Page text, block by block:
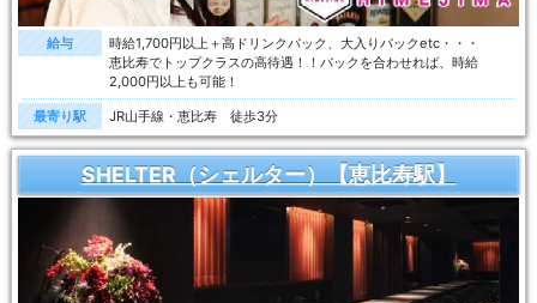
給与
時給1,700円以上＋高ドリンクバック、大入りバックetc・・・
恵比寿でトップクラスの高待遇！！バックを合わせれば、時給
2,000円以上も可能！
最寄り駅 JR山手線・恵比寿 徒歩3分
SHELTER（シェルター）【恵比寿駅】